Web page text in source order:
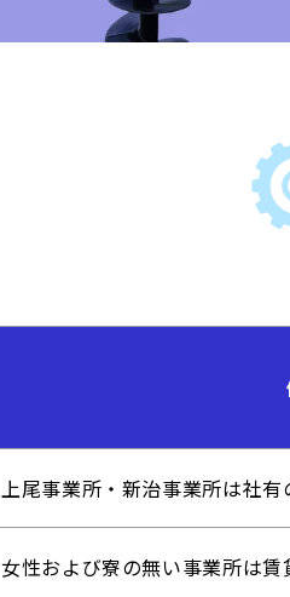
上尾事業所・新治事業所は社有
女性および寮の無い事業所は